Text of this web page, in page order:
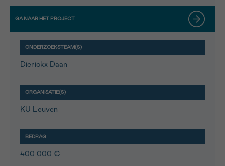
Dierickx Daan
KU Leuven
400 000 €